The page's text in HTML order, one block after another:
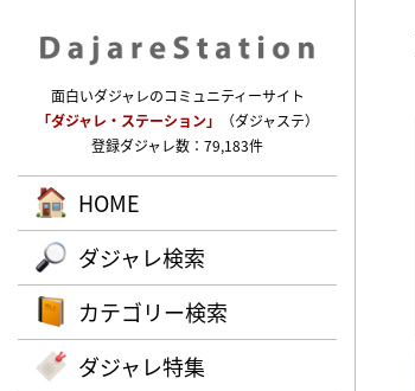
面白いダジャレのコミュニティーサイト
「ダジャレ・ステーション」
（ダジャステ）
登録ダジャレ数：79,183件
HOME
ダジャレ検索
カテゴリー検索
ダジャレ特集